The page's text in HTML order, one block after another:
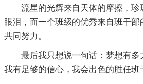
流星的光辉来自天体的摩擦，珍
眼泪，而一个班级的优秀来自班干部
共同努力。
最后我只想说一句话：梦想有多
我有足够的信心，我会出色的胜任班